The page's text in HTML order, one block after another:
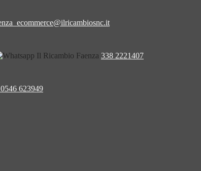
ecommerce@ilricambiosnc.it
338 2221407
0546 623949